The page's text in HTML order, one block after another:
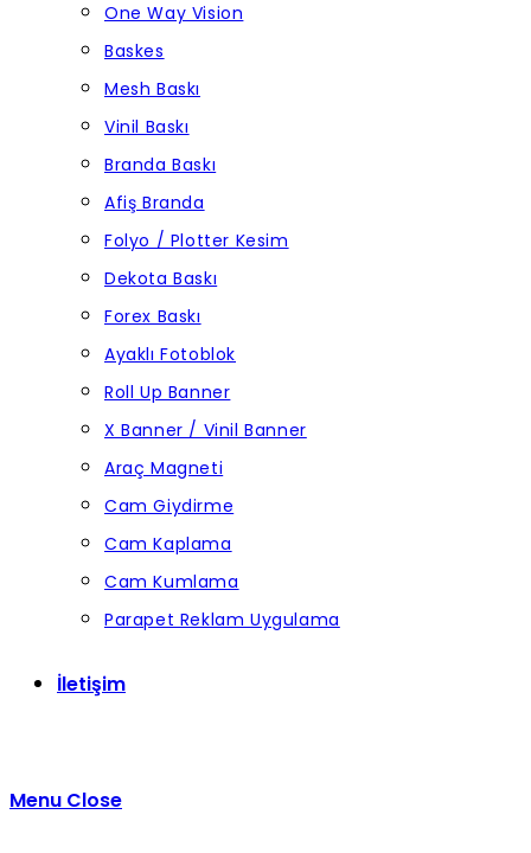
One Way Vision
Baskes
Mesh Baskı
Vinil Baskı
Branda Baskı
Afiş Branda
Folyo / Plotter Kesim
Dekota Baskı
Forex Baskı
Ayaklı Fotoblok
Roll Up Banner
X Banner / Vinil Banner
Araç Magneti
Cam Giydirme
Cam Kaplama
Cam Kumlama
Parapet Reklam Uygulama
İletişim
Menu Close